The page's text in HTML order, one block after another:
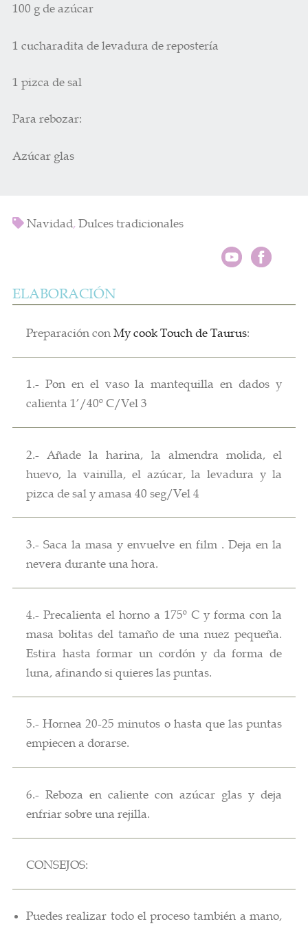
100 g de azúcar
1 cucharadita de levadura de repostería
1 pizca de sal
Para rebozar:
Azúcar glas
Navidad,Dulces tradicionales
ELABORACIÓN
Preparación conMy cook Touch de Taurus:
1.- Pon en el vaso la mantequilla en dados y
calienta 1’/40º C/Vel 3
2.- Añade la harina, la almendra molida, el
huevo, la vainilla, el azúcar, la levadura y la
pizca de sal y amasa 40 seg/Vel 4
3.- Saca la masa y envuelve en film . Deja en la
nevera durante una hora.
4.- Precalienta el horno a 175º C y forma con la
masa bolitas del tamaño de una nuez pequeña.
Estira hasta formar un cordón y da forma de
luna, afinando si quieres las puntas.
5.- Hornea 20-25 minutos o hasta que las puntas
empiecen a dorarse.
6.- Reboza en caliente con azúcar glas y deja
enfriar sobre una rejilla.
CONSEJOS:
Puedes realizar todo el proceso también a mano,